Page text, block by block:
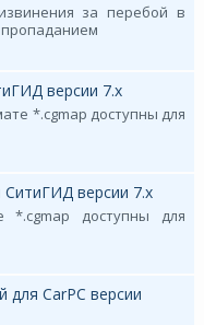
за перебой в
пропаданием
версии 7.х
*.cgmap доступны для
версии 7.х
доступны для
для CarPC версии